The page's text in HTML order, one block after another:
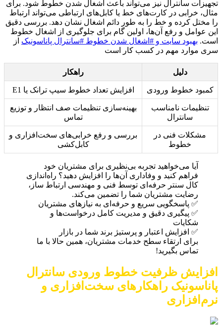
تجهیزات سانترال نیز می‌تواند باعث اشغال شدن خطوط شود. برای
مثال، خرابی در کارت‌های خط یا کابل‌های ارتباطی می‌تواند ارتباط
را مختل کرده و خط را به طور دائم اشغال نشان دهد. بررسی دقیق
این عوامل و رفع آن‌ها، اولین گام برای جلوگیری از اشغال خطوط
است. بهبود سایت و #اشغال شدن خطوط #سانترال پاناسونیک از
سری موارد مهم در کسب کار است
دلیل راهکار
کمبود خطوط ورودی افزایش تعداد خطوط سیپ ترانک یا E1
تنظیمات نامناسب
سانترال
بهینه‌سازی تنظیمات صف انتظار و توزیع
تماس
مشکلات فنی در
خطوط
بررسی و رفع خرابی‌های سخت‌افزاری و
کابل‌کشی
آیا می‌خواهید تجربه بی‌نظیری برای مشتریان خود
فراهم کنید و وفاداری آن‌ها را افزایش دهید؟ راه‌اندازی
کال سنتر حرفه‌ای توسط فنی و مهندسی ارتباط ساز،
رضایت مشتریان شما را تضمین می‌کند.
✅ پاسخگویی سریع و حرفه‌ای به نیازهای مشتریان
✅ پیگیری دقیق و مدیریت کامل درخواست‌ها و
شکایات
✅ افزایش اعتبار و پرستیژ برند شما در بازار
برای ارتقاء سطح خدمات مشتریان، همین حالا با ما
تماس بگیرید!
افزایش ظرفیت خطوط ورودی سانترال
پاناسونیک راهکارهای سخت‌افزاری و
نرم‌افزاری